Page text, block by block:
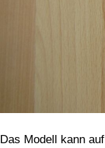
Das Modell kann auf